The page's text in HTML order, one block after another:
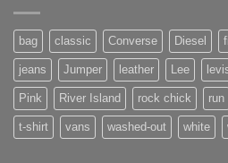
bag classic Converse Diesel
jeans Jumper leather Lee
Pink River Island rock chick run
t-shirt vans washed-out white